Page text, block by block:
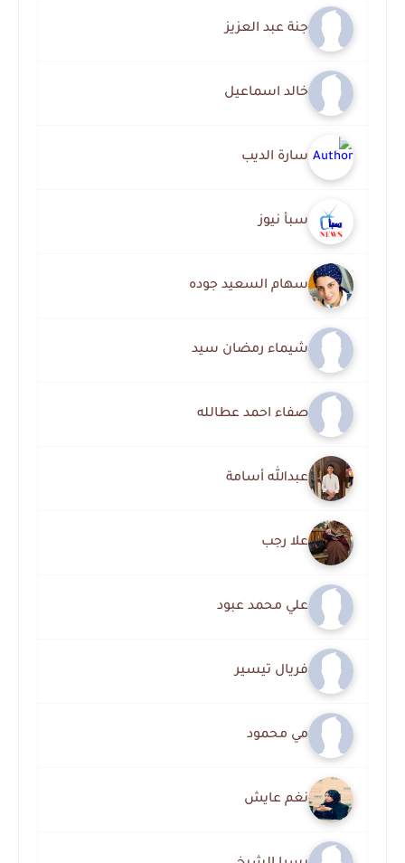
جنة عبد العزيز
خالد اسماعيل
سارة الديب
سبأ نيوز
سهام السعيد جوده
شيماء رمضان سيد
صفاء احمد عطالله
عبدالله أسامة
علا رجب
علي محمد عبود
فريال تيسير
مي محمود
نغم عايش